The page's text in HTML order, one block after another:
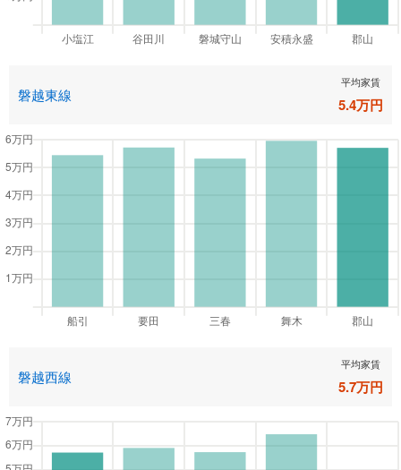
磐越東線
平均家賃
5.4万円
磐越西線
平均家賃
5.7万円